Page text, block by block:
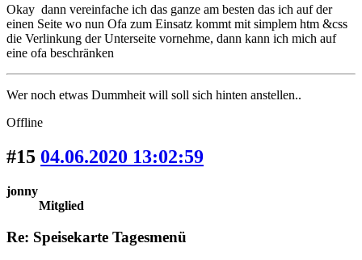
Okay dann vereinfache ich das ganze am besten das ich auf der
einen Seite wo nun Ofa zum Einsatz kommt mit simplem htm &css
die Verlinkung der Unterseite vornehme, dann kann ich mich auf
eine ofa beschränken
Wer noch etwas Dummheit will soll sich hinten anstellen..
Offline
#15 04.06.2020 13:02:59
jonny
Mitglied
Re: Speisekarte Tagesmenü